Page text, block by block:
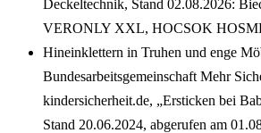
Deckeltechnik, Stand 02.08.2026:
VERONLY XXL, HOCSOK
Hineinklettern in Truhen und enge
Bundesarbeitsgemeinschaft Mehr
kindersicherheit.de, „Ersticken bei
Stand 20.06.2024, abgerufen am